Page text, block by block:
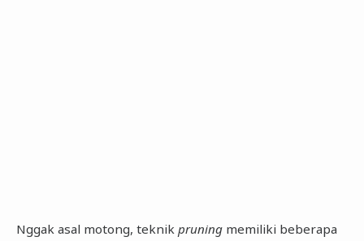
Nggak asal motong, teknik pruningmemiliki beberapa